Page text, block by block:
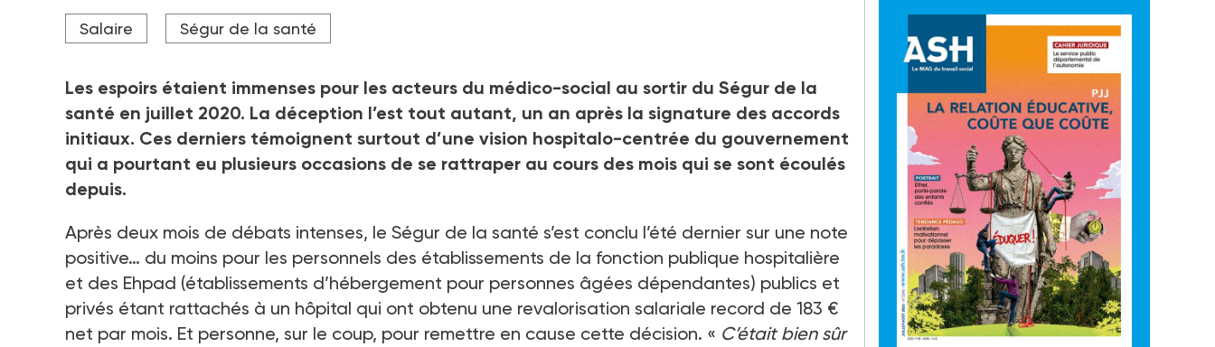
Photo d'illustration
Crédit photo Hans Lucas via AFP
Salaire Ségur de la santé
Les espoirs étaient immenses pour les acteurs du médico-social au sortir du Ségur de la
santé en juillet 2020. La déception l’est tout autant, un an après la signature des accords
initiaux. Ces derniers témoignent surtout d’une vision hospitalo-centrée du gouvernement
qui a pourtant eu plusieurs occasions de se rattraper au cours des mois qui se sont écoulés
depuis.
Après deux mois de débats intenses, le Ségur de la santé s’est conclu l’été dernier sur une note
positive… du moins pour les personnels des établissements de la fonction publique hospitalière
et des Ehpad (établissements d’hébergement pour personnes âgées dépendantes) publics et
privés étant rattachés à un hôpital qui ont obtenu une revalorisation salariale record de 183 €
net par mois. Et personne, sur le coup, pour remettre en cause cette décision. « C’était bien sûr